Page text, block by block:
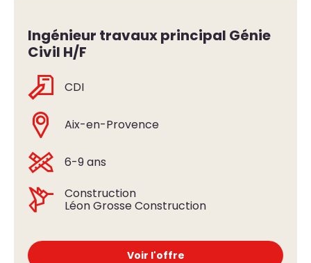
Ingénieur travaux principal Génie
Civil H/F
CDI
Aix-en-Provence
6-9 ans
Construction
Léon Grosse Construction
Voir l'offre